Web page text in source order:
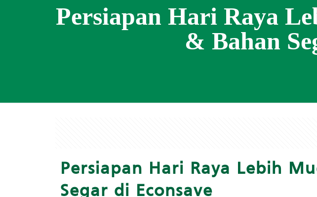
Persiapan Hari Raya
& Bahan
Persiapan Hari Raya Lebih
Segar di Econsave